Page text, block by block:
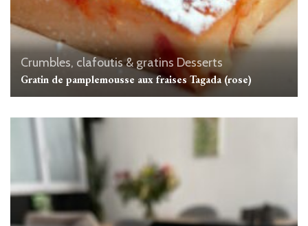
Crumbles, clafoutis & gratins Desserts
Gratin de pamplemousse aux fraises Tagada (rose)